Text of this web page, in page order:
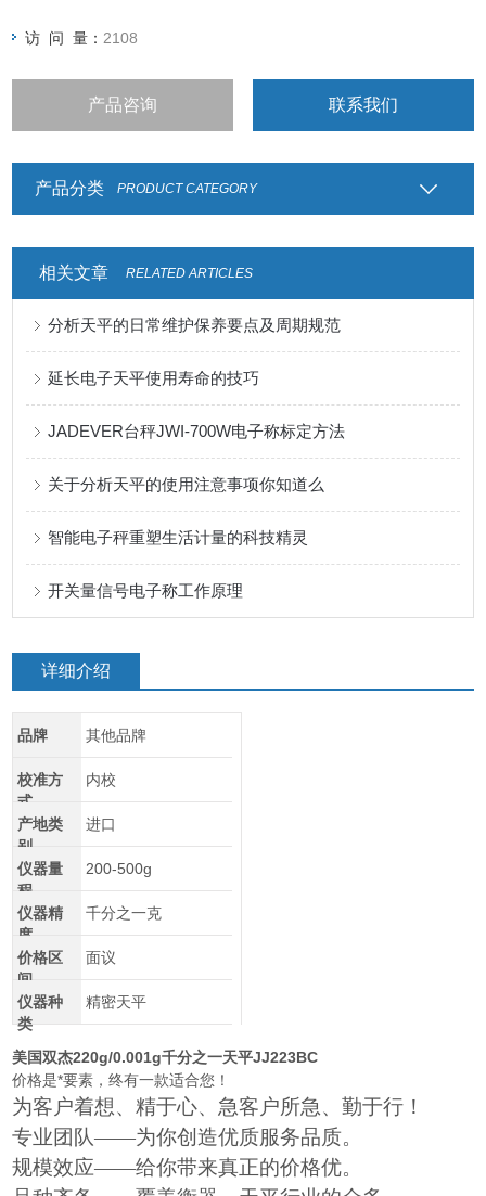
访 问 量： 2108
产品咨询 联系我们
产品分类 PRODUCT CATEGORY
相关文章 RELATED ARTICLES
分析天平的日常维护保养要点及周期规范
延长电子天平使用寿命的技巧
JADEVER台秤JWI-700W电子称标定方法
关于分析天平的使用注意事项你知道么
智能电子秤重塑生活计量的科技精灵
开关量信号电子称工作原理
详细介绍
品牌 其他品牌
校准方
式
内校
产地类
别
进口
仪器量
程
200-500g
仪器精
度
千分之一克
价格区
间
面议
仪器种
类
精密天平
美国双杰220g/0.001g千分之一天平JJ223BC
价格是*要素，终有一款适合您！
为客户着想、精于心、急客户所急、勤于行！
专业团队——为你创造优质服务品质。
规模效应——给你带来真正的价格优。